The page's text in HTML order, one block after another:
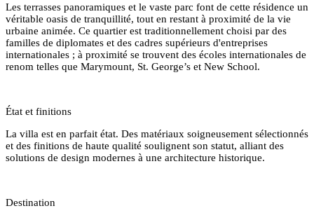
Les terrasses panoramiques et le vaste parc font de cette résidence un
véritable oasis de tranquillité, tout en restant à proximité de la vie
urbaine animée. Ce quartier est traditionnellement choisi par des
familles de diplomates et des cadres supérieurs d'entreprises
internationales ; à proximité se trouvent des écoles internationales de
renom telles que Marymount, St. George’s et New School.
État et finitions
La villa est en parfait état. Des matériaux soigneusement sélectionnés
et des finitions de haute qualité soulignent son statut, alliant des
solutions de design modernes à une architecture historique.
Destination